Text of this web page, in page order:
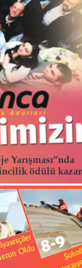
Oldu8-9
Yarışması”nda
ödülü